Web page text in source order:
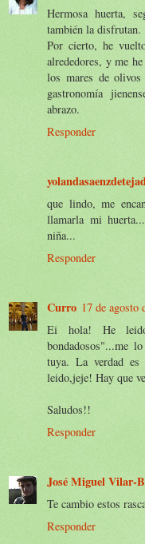
Hermosa huerta,
también la disfrutan.
Por cierto, he
alrededores, y me
los mares de
gastronomía
abrazo.
Responder
que lindo, me
llamarla mi
niña...
Responder
Curro 17 de agosto
Ei hola! He
bondadosos"...me
tuya. La verdad
leido,jeje! Hay que
Saludos!!
Responder
José Miguel Vilar-
Te cambio estos
Responder